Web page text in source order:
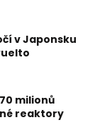
v Japonsku
milionů
reaktory